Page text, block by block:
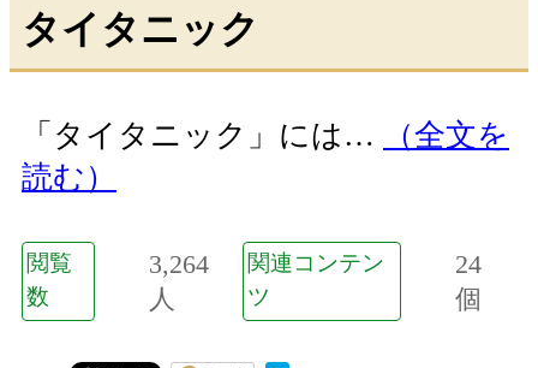
タイタニック
「タイタニック」には…
（全文を
読む）
閲覧
数
3,264
人
関連コンテン
ツ
24
個